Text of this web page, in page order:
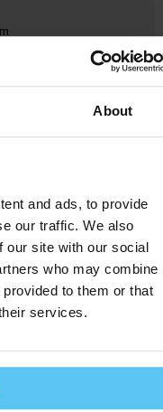
About
and ads, to provide
our traffic. We also
our site with our social
who may combine
to them or that
services.